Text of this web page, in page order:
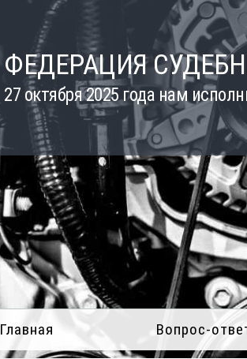
ФЕДЕРАЦИЯ
27 октября 2025 года нам
Главная Вопрос-